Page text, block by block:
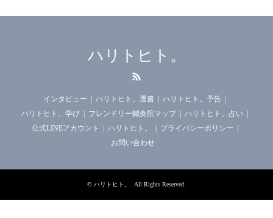
ハリトヒト。
インタビュー ハリトヒト。選書
ハリトヒト。予告
ハリトヒト。学び
フレンドリー鍼灸院マップ
ハリトヒト。占い
公式LINEアカウント
ハリトヒト。
プライバシーポリシー
お問い合わせ
© ハリトヒト。 . All Rights Reserved.